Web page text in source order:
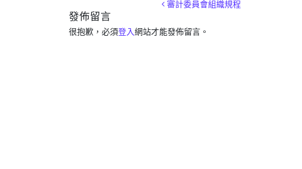
審計委員會組織規程
發佈留言
很抱歉，必須登入網站才能發佈留言。